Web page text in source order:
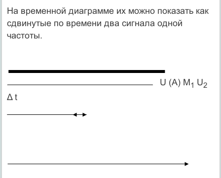
На временной диаграмме их можно показать как
сдвинутые по времени два сигнала одной
частоты.
U (A) M1 U2
Δ t